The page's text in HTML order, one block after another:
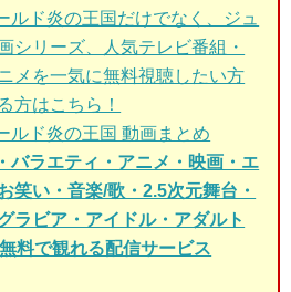
ルド炎の王国だけでなく、ジュ
シリーズ、人気テレビ番組・
メを一気に無料視聴したい方
方はこちら！
ルド炎の王国 動画まとめ
バラエティ・アニメ・映画・エ
笑い・音楽/歌・2.5次元舞台・
ラビア・アイドル・アダルト
料で観れる配信サービス